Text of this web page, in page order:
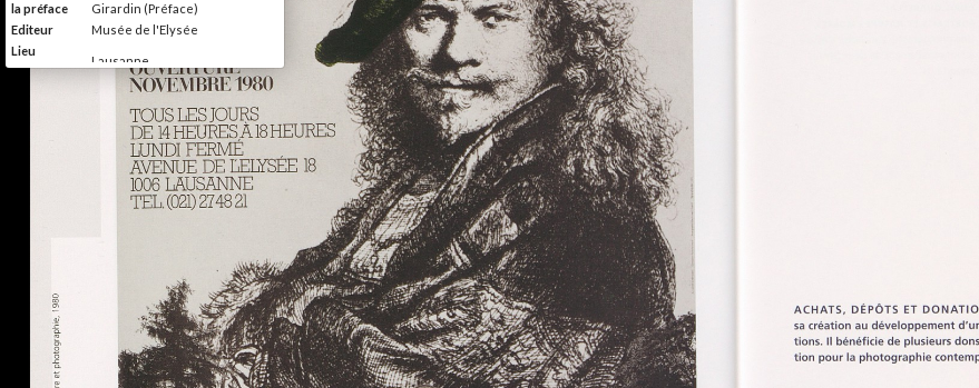
la préface
Girardin (Préface)
Editeur
Musée de l'Elysée
Lieu
d'édition
Lausanne
Musées, colletions, expositions
Broché
Couleur, Noir & Blanc
Langues
Français, Allemand, Anglais
ISBN/ISSN
ISBN 9782883500013